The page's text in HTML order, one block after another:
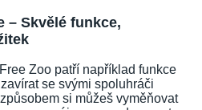
– Skvělé funkce,
Zoo patří například funkce
se svými spoluhráči
si můžeš vyměňovat